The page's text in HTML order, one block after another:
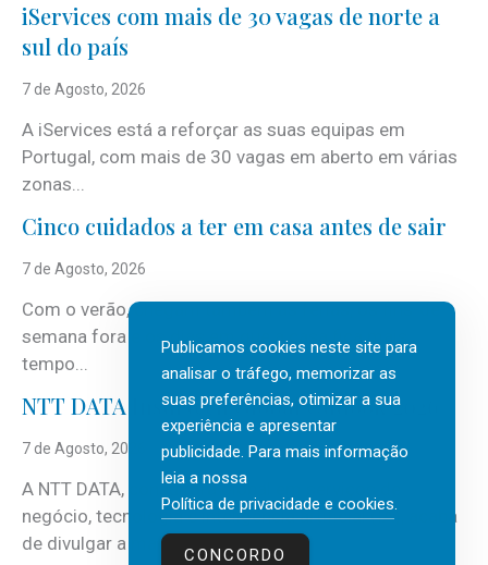
iServices com mais de 30 vagas de norte a
sul do país
7 de Agosto, 2026
A iServices está a reforçar as suas equipas em
Portugal, com mais de 30 vagas em aberto em várias
zonas...
Cinco cuidados a ter em casa antes de sair
7 de Agosto, 2026
Com o verão, chegam também as férias, os fins-de-
semana fora e os dias em que a casa fica mais
tempo...
NTT DATA Insurtech Global Outlook 2026
7 de Agosto, 2026
A NTT DATA, consultora global em serviços de
negócio, tecnologia e inteligência artificial (IA), acaba
de divulgar a mais recente...
Publicamos cookies neste site para
analisar o tráfego, memorizar as
suas preferências, otimizar a sua
experiência e apresentar
publicidade. Para mais informação
leia a nossa
Política de privacidade e cookies.
CONCORDO